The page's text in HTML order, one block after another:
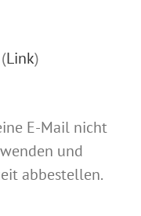
Link)
E-Mail nicht
und
abbestellen.